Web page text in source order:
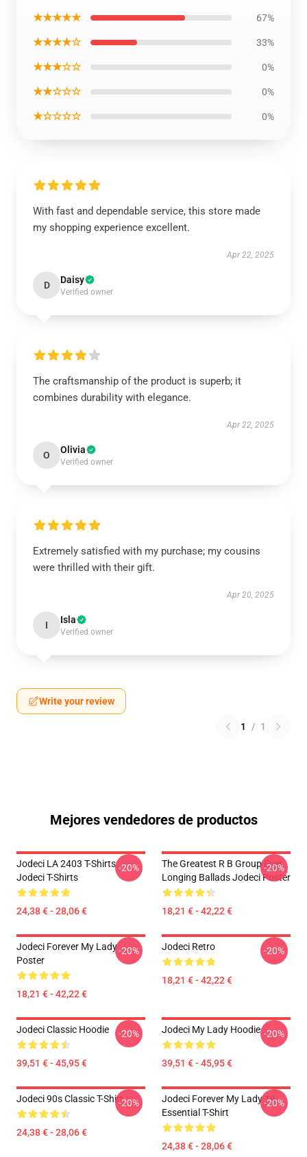
★★★★★ 67%
★★★★☆ 33%
★★★☆☆ 0%
★★☆☆☆ 0%
★☆☆☆☆ 0%
With fast and dependable service, this store made
my shopping experience excellent.
Apr 22, 2025
D Daisy
Verified owner
The craftsmanship of the product is superb; it
combines durability with elegance.
Apr 22, 2025
O Olivia
Verified owner
Extremely satisfied with my purchase; my cousins
were thrilled with their gift.
Apr 20, 2025
I Isla
Verified owner
Write your review
1 / 1
Mejores vendedores de productos
Jodeci LA 2403 T-Shirts
Jodeci T-Shirts
24,38 € - 28,06 €
-20%
The Greatest R B Group Ever
Longing Ballads Jodeci Poster
18,21 € - 42,22 €
-20%
Jodeci Forever My Lady
Poster
18,21 € - 42,22 €
-20% Jodeci Retro
18,21 € - 42,22 €
-20%
Jodeci Classic Hoodie
39,51 € - 45,95 €
-20% Jodeci My Lady Hoodie
39,51 € - 45,95 €
-20%
Jodeci 90s Classic T-Shirt
24,38 € - 28,06 €
-20%
Jodeci Forever My Lady 19
Essential T-Shirt
24,38 € - 28,06 €
-20%